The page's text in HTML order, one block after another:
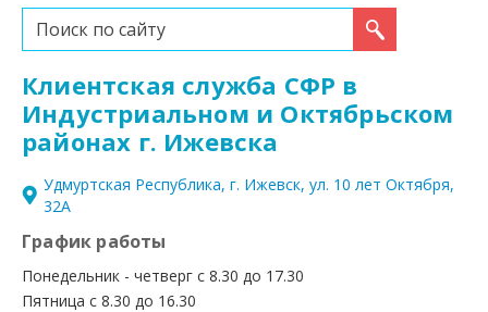
Искать...
Клиентская служба СФР в
Индустриальном и Октябрьском
районах г. Ижевска
Удмуртская Республика, г. Ижевск, ул. 10 лет Октября,
32А
График работы
Понедельник - четверг с 8.30 до 17.30
Пятница с 8.30 до 16.30